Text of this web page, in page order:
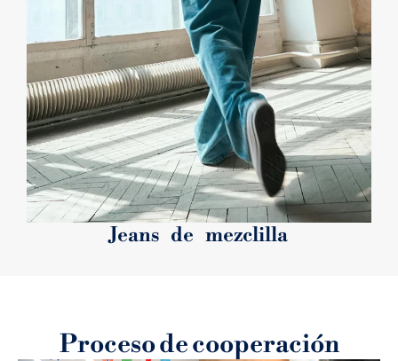
Jeans de mezclilla
Proceso de cooperación